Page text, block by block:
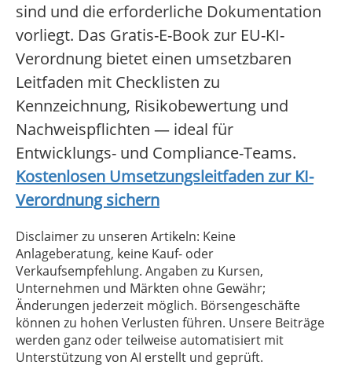
sind und die erforderliche Dokumentation
vorliegt. Das Gratis-E-Book zur EU-KI-
Verordnung bietet einen umsetzbaren
Leitfaden mit Checklisten zu
Kennzeichnung, Risikobewertung und
Nachweispflichten — ideal für
Entwicklungs- und Compliance-Teams.
Kostenlosen Umsetzungsleitfaden zur KI-
Verordnung sichern
Disclaimer zu unseren Artikeln: Keine
Anlageberatung, keine Kauf- oder
Verkaufsempfehlung. Angaben zu Kursen,
Unternehmen und Märkten ohne Gewähr;
Änderungen jederzeit möglich. Börsengeschäfte
können zu hohen Verlusten führen. Unsere Beiträge
werden ganz oder teilweise automatisiert mit
Unterstützung von AI erstellt und geprüft.